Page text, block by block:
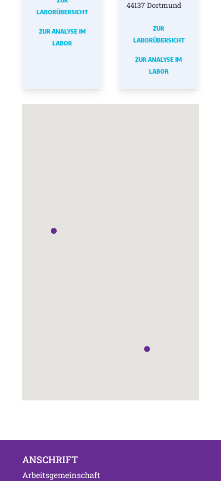
LABORÜBERSICHT
ZUR ANALYSE IM
LABOR
44137 Dortmund
ZUR
LABORÜBERSICHT
ZUR ANALYSE IM
LABOR
ANSCHRIFT
Arbeitsgemeinschaft